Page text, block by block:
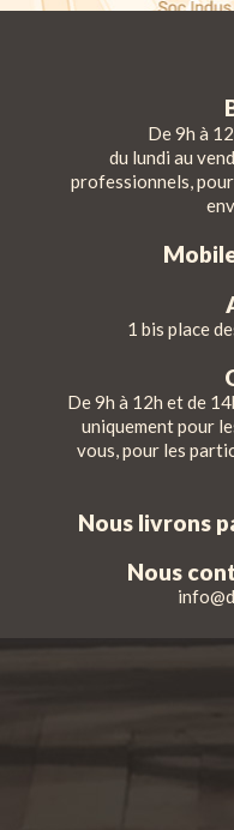
De 9h à
du lundi au
professionnels,
1 bis place
De 9h à 12h et de
uniquement pour
vous, pour les
Nous livrons
Nous